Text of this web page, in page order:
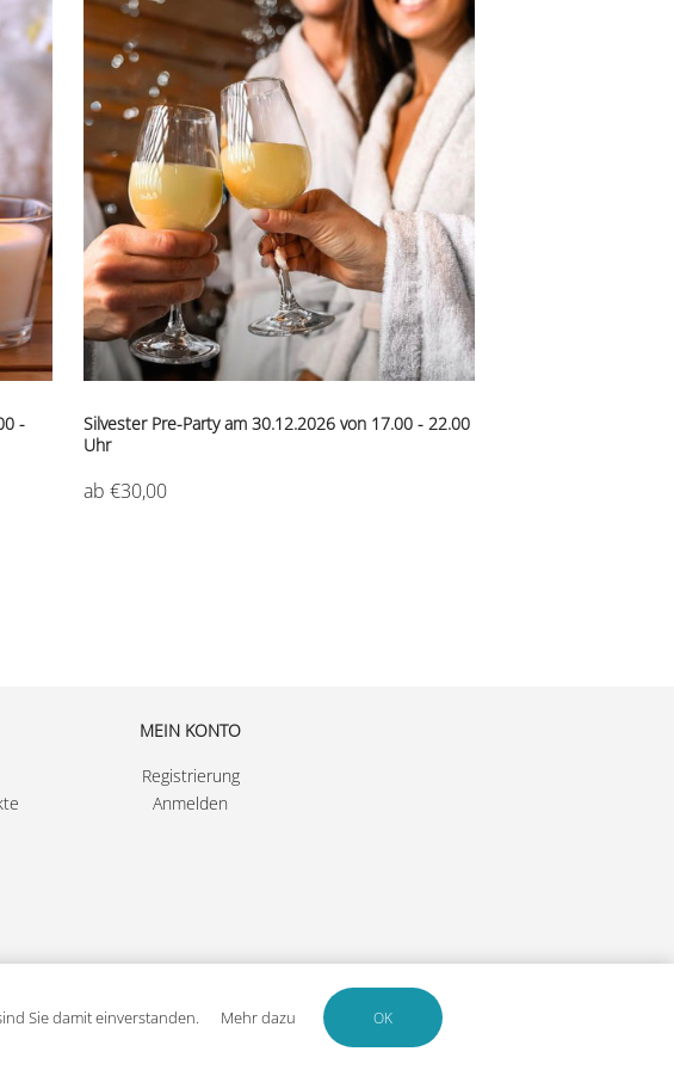
-
Silvester Pre-Party am 30.12.2026 von 17.00 - 22.00
Uhr
ab €30,00
MEIN KONTO
Registrierung
Anmelden
Sie damit einverstanden. Mehr dazu OK